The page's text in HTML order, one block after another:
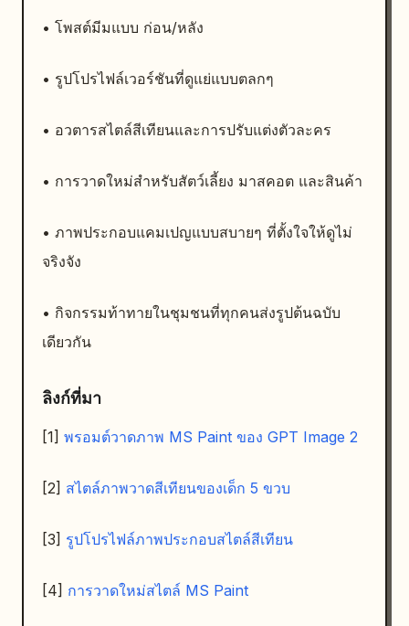
• โพสต์มีมแบบ ก่อน/หลัง
• รูปโปรไฟล์เวอร์ชันที่ดูแย่แบบตลกๆ
• อวตารสไตล์สีเทียนและการปรับแต่งตัวละคร
• การวาดใหม่สำหรับสัตว์เลี้ยง มาสคอต และสินค้า
• ภาพประกอบแคมเปญแบบสบายๆ ที่ตั้งใจให้ดูไม่
จริงจัง
• กิจกรรมท้าทายในชุมชนที่ทุกคนส่งรูปต้นฉบับ
เดียวกัน
ลิงก์ที่มา
[1] พรอมต์วาดภาพ MS Paint ของ GPT Image 2
[2] สไตล์ภาพวาดสีเทียนของเด็ก 5 ขวบ
[3] รูปโปรไฟล์ภาพประกอบสไตล์สีเทียน
[4] การวาดใหม่สไตล์ MS Paint